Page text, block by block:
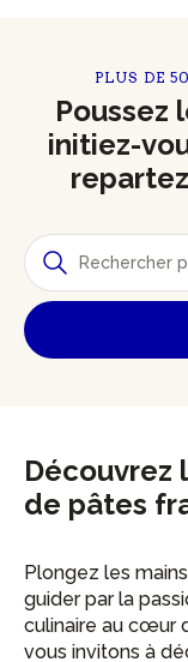
PLUS DE
Poussez
initiez-
de pâtes
Plongez les
guider par la
culinaire au cœur
vous invitons à